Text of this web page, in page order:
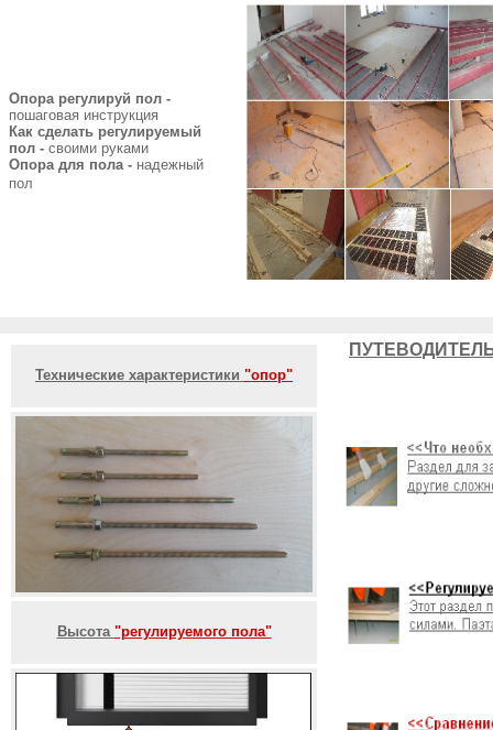
Опора регулируй пол -
пошаговая инструкция
Как сделать регулируемый
пол - своими руками
Опора для пола - надежный
пол
Технические характеристики "опор"
Высота "регулируемого пола"